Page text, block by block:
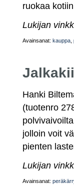
ruokaa
Lukijan
Avainsanat: kauppa
Hanki
(tuotenro
jolloin voit
pienten
Lukijan
Avainsanat: